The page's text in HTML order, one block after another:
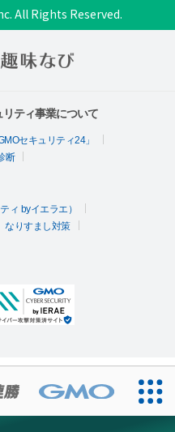
All Rights Reserved.